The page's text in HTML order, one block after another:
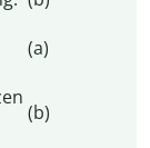
(a)
(b)